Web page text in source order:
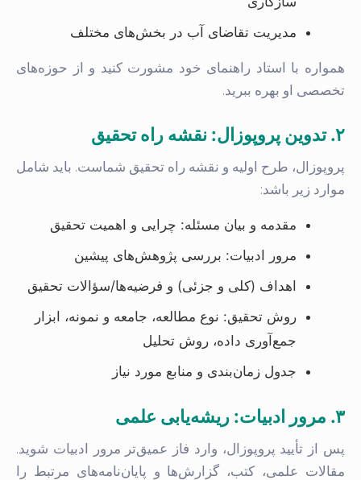
مدیریت تقاضای آب در بخش‌های مختلف
همواره با استاد راهنمای خود مشورت کنید و از حوزه‌های
تخصصی او بهره ببرید.
۲. تدوین پروپوزال: نقشه راه تحقیق
پروپوزال، طرح اولیه و نقشه راه تحقیق شماست. باید شامل
موارد زیر باشد:
مقدمه و بیان مسئله: چرایی و اهمیت تحقیق
مرور ادبیات: بررسی پژوهش‌های پیشین
اهداف (کلی و جزئی) و فرضیه‌ها/سؤالات تحقیق
روش تحقیق: نوع مطالعه، جامعه و نمونه، ابزار
جمع‌آوری داده، روش تحلیل
جدول زمان‌بندی و منابع مورد نیاز
۳. مرور ادبیات: ریشه‌یابی علمی
پس از تأیید پروپوزال، وارد فاز عمیق‌تر مرور ادبیات شوید.
مقالات علمی، کتب، گزارش‌ها و پایان‌نامه‌های مرتبط را